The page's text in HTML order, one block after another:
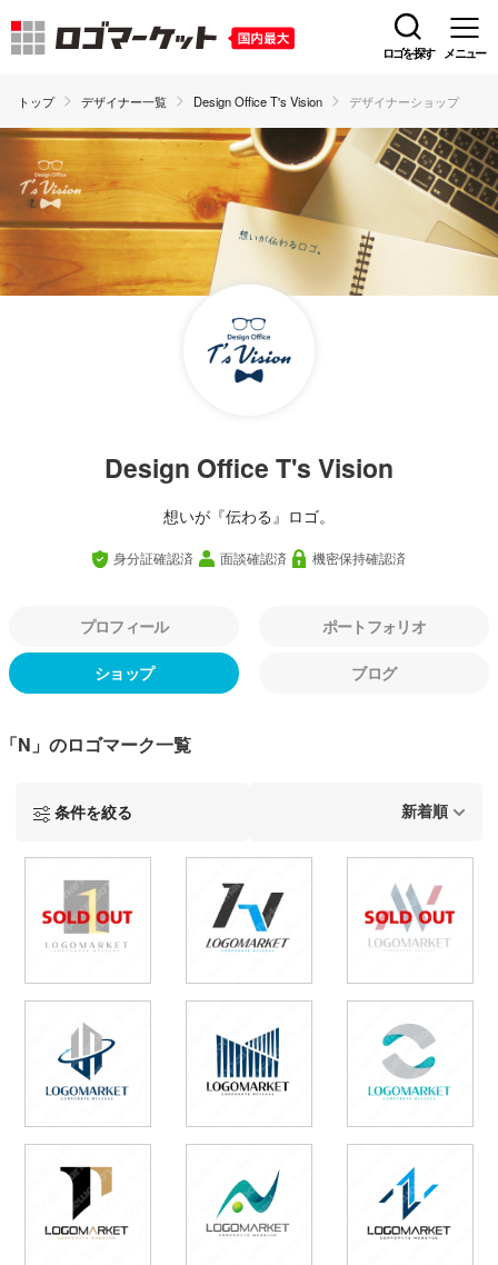
ロゴを探す メニュー
トップ デザイナー一覧 Design Office T's Vision デザイナーショップ
Design Office T's Vision
想いが『伝わる』ロゴ。
身分証確認済 面談確認済 機密保持確認済
プロフィール ポートフォリオ
ショップ ブログ
「N」のロゴマーク一覧
条件を絞る